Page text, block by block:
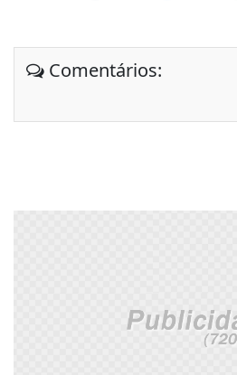
Comentários: